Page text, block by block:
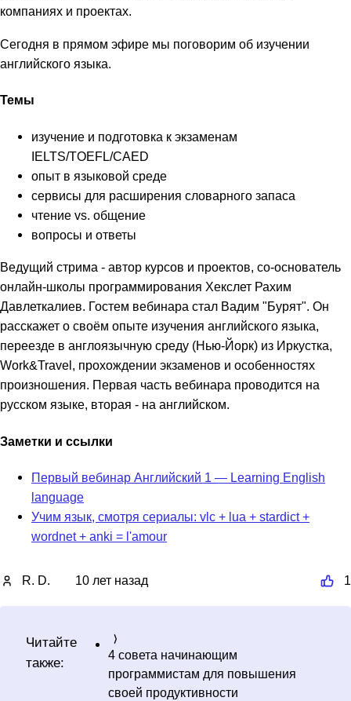
компаниях и проектах.
Сегодня в прямом эфире мы поговорим об изучении
английского языка.
Темы
изучение и подготовка к экзаменам
IELTS/TOEFL/CAED
опыт в языковой среде
сервисы для расширения словарного запаса
чтение vs. общение
вопросы и ответы
Ведущий стрима - автор курсов и проектов, со-основатель
онлайн-школы программирования Хекслет Рахим
Давлеткалиев. Гостем вебинара стал Вадим "Бурят". Он
расскажет о своём опыте изучения английского языка,
переезде в англоязычную среду (Нью-Йорк) из Иркустка,
Work&Travel, прохождении экзаменов и особенностях
произношения. Первая часть вебинара проводится на
русском языке, вторая - на английском.
Заметки и ссылки
Первый вебинар Английский 1 — Learning English
language
Учим язык, смотря сериалы: vlc + lua + stardict +
wordnet + anki = l'amour
R. D. 10 лет назад 1
Читайте
также:
4 совета начинающим
программистам для повышения
своей продуктивности